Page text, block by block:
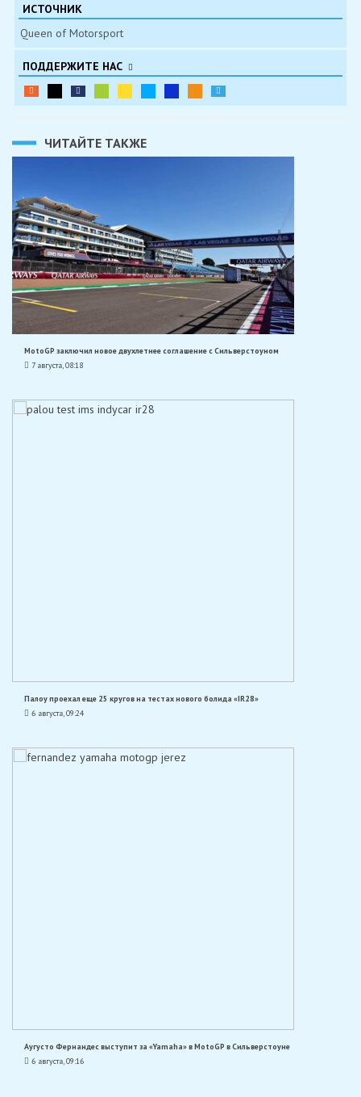
ИСТОЧНИК
Queen of Motorsport
ПОДДЕРЖИТЕ НАС
ЧИТАЙТЕ ТАКЖЕ
MotoGP заключил новое двухлетнее соглашение с Сильверстоуном
7 августа, 08:18
Палоу проехал еще 25 кругов на тестах нового болида «IR28»
6 августа, 09:24
Аугусто Фернандес выступит за «Yamaha» в MotoGP в Сильверстоуне
6 августа, 09:16